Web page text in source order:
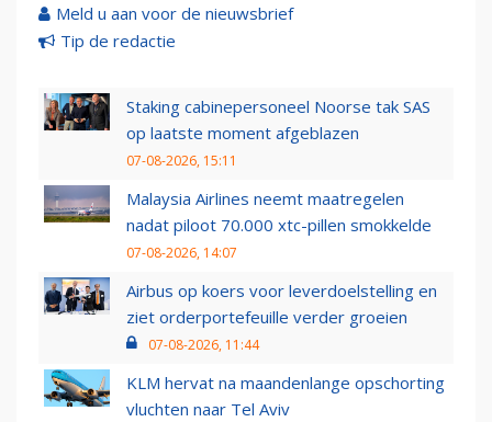
Meld u aan voor de nieuwsbrief
Tip de redactie
Staking cabinepersoneel Noorse tak SAS
op laatste moment afgeblazen
07-08-2026, 15:11
Malaysia Airlines neemt maatregelen
nadat piloot 70.000 xtc-pillen smokkelde
07-08-2026, 14:07
Airbus op koers voor leverdoelstelling en
ziet orderportefeuille verder groeien
07-08-2026, 11:44
KLM hervat na maandenlange opschorting
vluchten naar Tel Aviv